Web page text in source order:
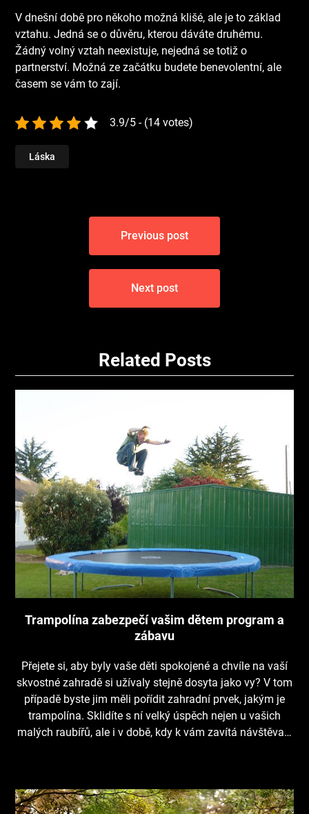
V dnešní době pro někoho možná klišé, ale je to základ
vztahu. Jedná se o důvěru, kterou dáváte druhému.
Žádný volný vztah neexistuje, nejedná se totiž o
partnerství. Možná ze začátku budete benevolentní, ale
časem se vám to zají.
3.9/5 - (14 votes)
Láska
Navigace
příspěvek
Previous post
Next post
Related Posts
Trampolína zabezpečí vašim dětem program a
zábavu
Přejete si, aby byly vaše děti spokojené a chvíle na vaší
skvostné zahradě si užívaly stejně dosyta jako vy? V tom
případě byste jim měli pořídit zahradní prvek, jakým je
trampolína. Sklidíte s ní velký úspěch nejen u vašich
malých raubířů, ale i v době, kdy k vám zavítá návštěva…